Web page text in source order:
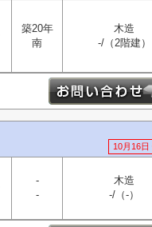
築20年
南
木造
-/（2階建）
10月16日
-
-
木造
-/（-）